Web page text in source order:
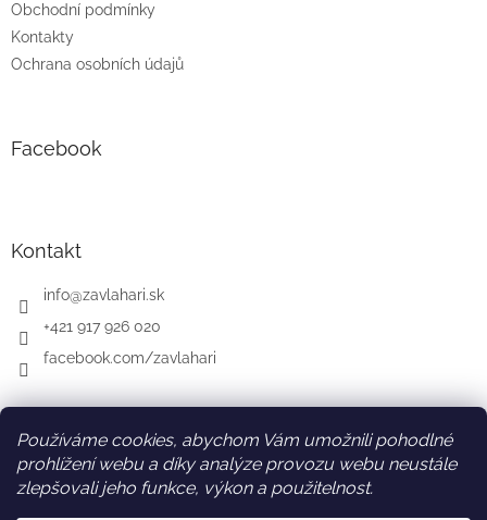
Používáme cookies, abychom Vám umožnili pohodlné
prohlížení webu a díky analýze provozu webu neustále
zlepšovali jeho funkce, výkon a použitelnost.
Obchodní podmínky
Kontakty
Ochrana osobních údajů
Facebook
Kontakt
info@zavlahari.sk
+421 917 926 020
facebook.com/zavlahari
SK AT DE